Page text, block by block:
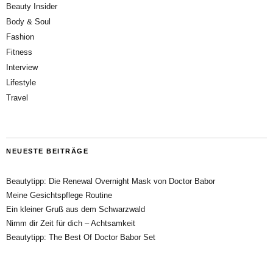
Beauty Insider
Body & Soul
Fashion
Fitness
Interview
Lifestyle
Travel
NEUESTE BEITRÄGE
Beautytipp: Die Renewal Overnight Mask von Doctor Babor
Meine Gesichtspflege Routine
Ein kleiner Gruß aus dem Schwarzwald
Nimm dir Zeit für dich – Achtsamkeit
Beautytipp: The Best Of Doctor Babor Set